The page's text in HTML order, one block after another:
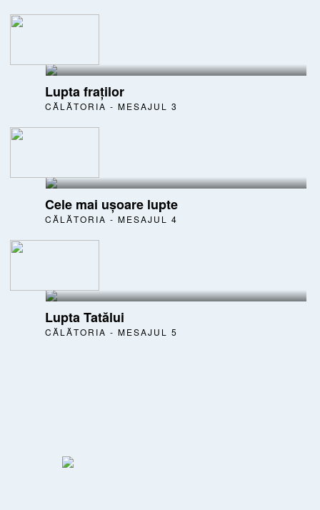
Lupta fraților
CĂLĂTORIA - MESAJUL 3
Cele mai ușoare lupte
CĂLĂTORIA - MESAJUL 4
Lupta Tatălui
CĂLĂTORIA - MESAJUL 5